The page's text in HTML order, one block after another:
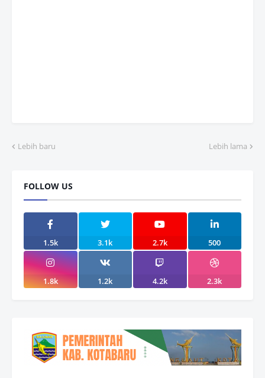
Lebih baru Lebih lama
FOLLOW US
1.5k 3.1k 2.7k 500
1.8k 1.2k 4.2k 2.3k